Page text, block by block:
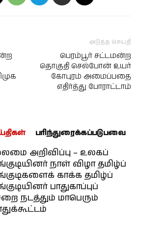
அடுத்த செய்தி
பெரம்பூர் சட்டமன்ற
தொகுதி செல்போன் உயர்
கோபுரம் அமைப்பதை
எதிர்த்து போராட்டாம்
பரிந்துரைக்கப்படுபவை
அறிவிப்பு – உலகப்
நாள் விழா தமிழ்ப்
காக்க தமிழ்ப்
பாதுகாப்புப்
நடத்தும் மாபெரும்